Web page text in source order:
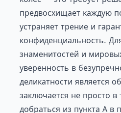
предвосхищает каждую
устраняет трение и
конфиденциальность.
знаменитостей и
уверенность в
деликатности является
заключается не просто
добраться из пункта А в